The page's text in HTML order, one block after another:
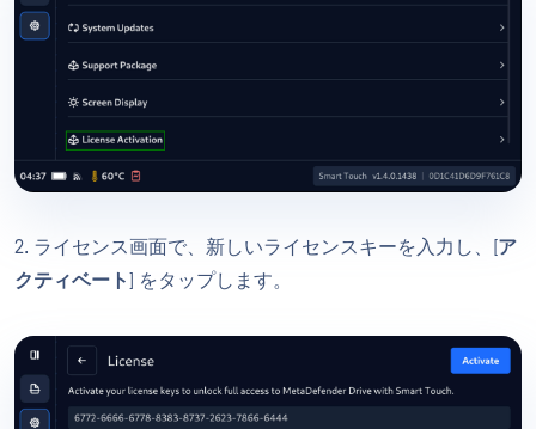
2. ライセンス画面で、新しいライセンスキーを入力し、[ア
クティベート] をタップします。